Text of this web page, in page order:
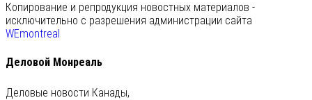
Копирование и репродукция новостных материалов -
исключительно с разрешения администрации сайта
WEmontreal
Деловой Монреаль
Деловые новости Канады,